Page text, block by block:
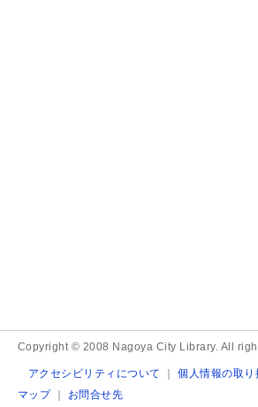
Copyright © 2008 Nagoya City Library. All
アクセシビリティについて ｜個人情報の取り
マップ｜ お問合せ先